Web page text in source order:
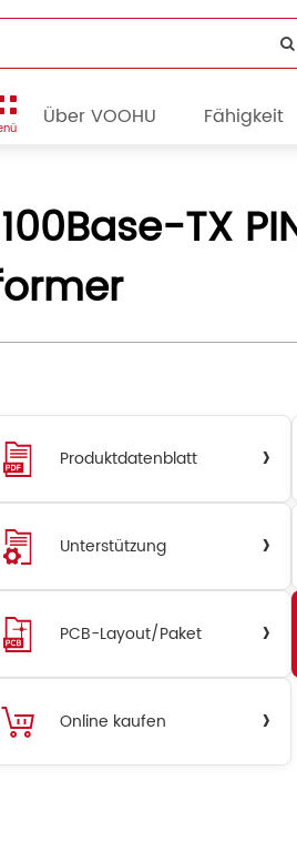
Über VOOHU Fähigkeit
TX
Produktdatenblatt ›
Unterstützung ›
PCB-Layout/Paket ›
Online kaufen ›